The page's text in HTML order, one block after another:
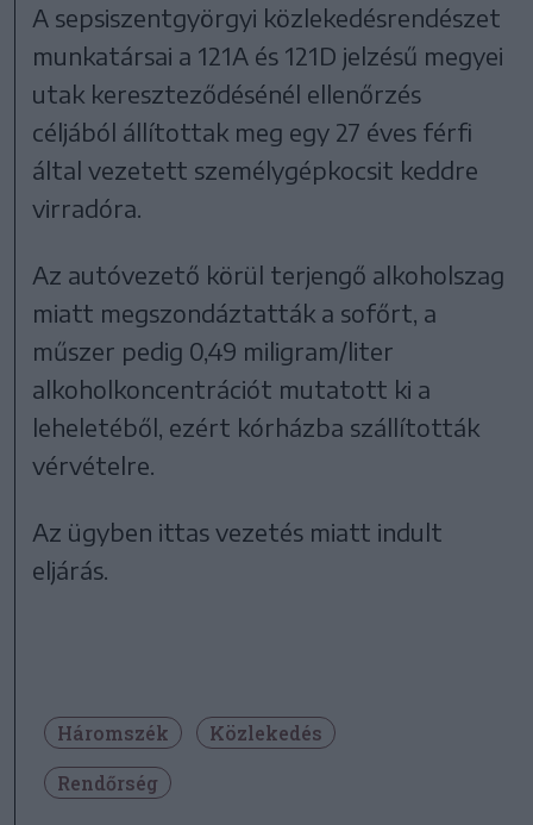
A sepsiszentgyörgyi közlekedésrendészet
munkatársai a 121A és 121D jelzésű megyei
utak kereszteződésénél ellenőrzés
céljából állítottak meg egy 27 éves férfi
által vezetett személygépkocsit keddre
virradóra.
Az autóvezető körül terjengő alkoholszag
miatt megszondáztatták a sofőrt, a
műszer pedig 0,49 miligram/liter
alkoholkoncentrációt mutatott ki a
leheletéből, ezért kórházba szállították
vérvételre.
Az ügyben ittas vezetés miatt indult
eljárás.
Háromszék
Közlekedés
Rendőrség